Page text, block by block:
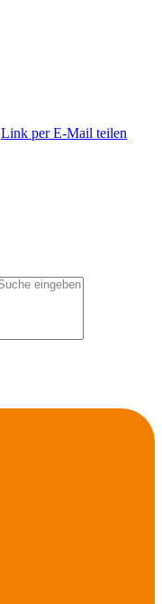
Link per E-Mail teilen